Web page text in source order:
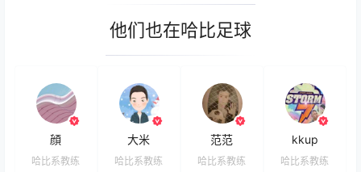
他们也在哈比足球
顔
哈比系教练
大米
哈比系教练
范范
哈比系教练
kkup
哈比系教练